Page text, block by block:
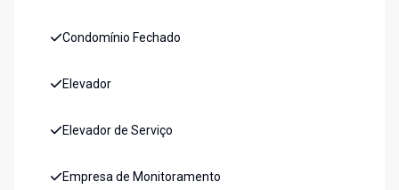
Condomínio Fechado
Elevador
Elevador de Serviço
Empresa de Monitoramento